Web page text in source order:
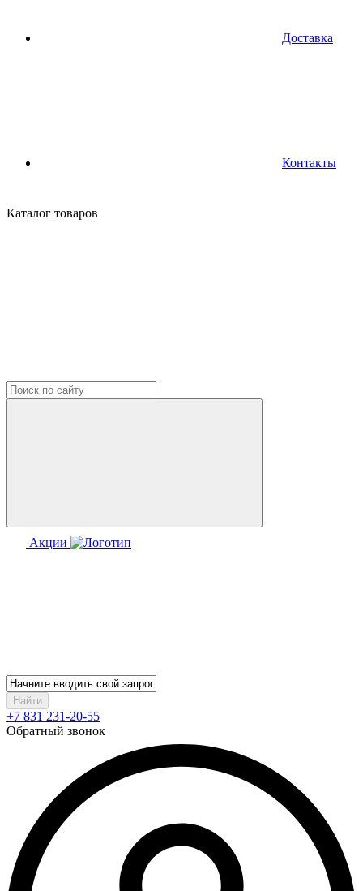
Доставка
Контакты
Каталог товаров
Акции
Найти
+7 831 231-20-55
Обратный звонок